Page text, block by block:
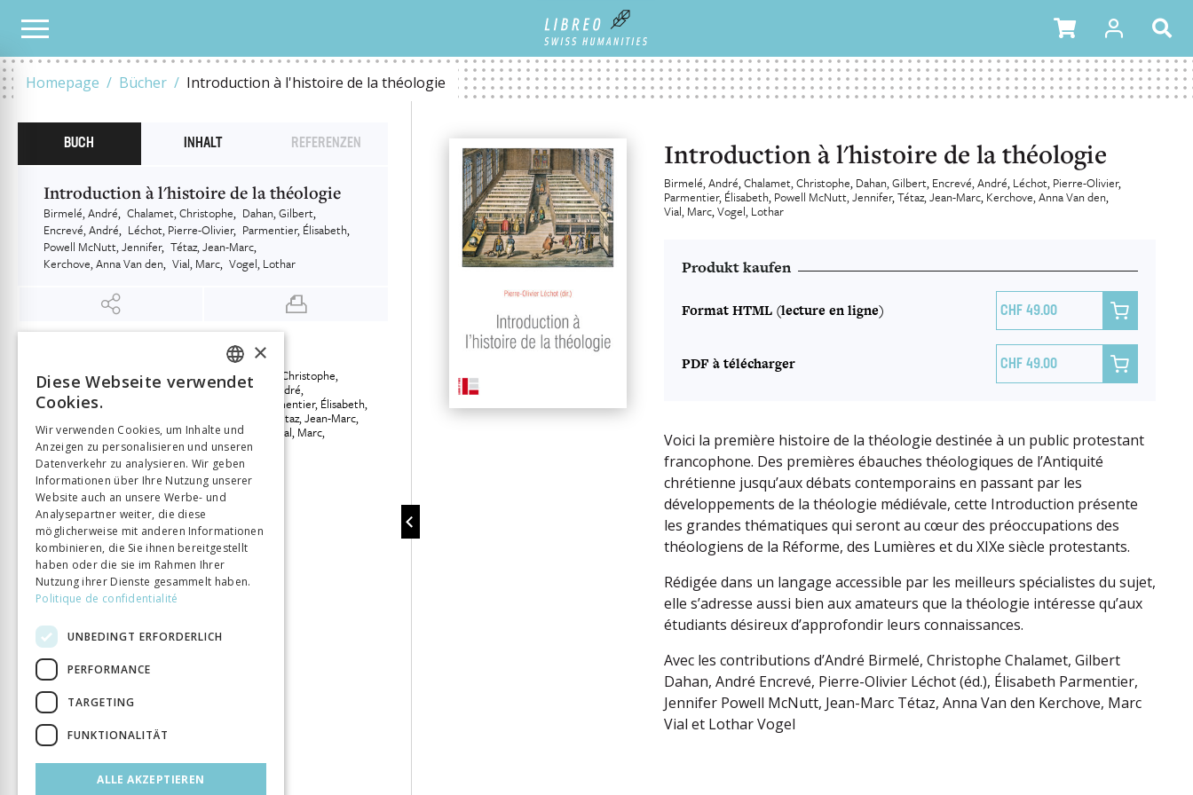
Homepage Bücher Introduction à l'histoire de la théologie
UNSER KATALOG
Introduction à l'histoire de la théologie
Birmelé, André Chalamet, Christophe Dahan, Gilbert Encrevé, André Léchot, Pierre-Olivier
Parmentier, Élisabeth Powell McNutt, Jennifer Tétaz, Jean-Marc Kerchove, Anna Van den
Vial, Marc Vogel, Lothar
Produkt kaufen
Format HTML (lecture en ligne) 49.00 
PDF à télécharger 49.00 
Voici la première histoire de la théologie destinée à un public protestant
francophone. Des premières ébauches théologiques de l’Antiquité
chrétienne jusqu’aux débats contemporains en passant par les
développements de la théologie médiévale, cette Introduction présente
les grandes thématiques qui seront au cœur des préoccupations des
théologiens de la Réforme, des Lumières et du XIXe siècle protestants.
Rédigée dans un langage accessible par les meilleurs spécialistes du sujet,
elle s’adresse aussi bien aux amateurs que la théologie intéresse qu’aux
étudiants désireux d’approfondir leurs connaissances.
Avec les contributions d’André Birmelé, Christophe Chalamet, Gilbert
Dahan, André Encrevé, Pierre-Olivier Léchot (éd.), Élisabeth Parmentier,
Jennifer Powell McNutt, Jean-Marc Tétaz, Anna Van den Kerchove, Marc
Vial et Lothar Vogel
BUCH INHALT REFERENZEN
Introduction à l'histoire de la théologie
Birmelé, André Chalamet, Christophe Dahan, Gilbert
Encrevé, André Léchot, Pierre-Olivier Parmentier, Élisabeth
Powell McNutt, Jennifer Tétaz, Jean-Marc
Kerchove, Anna Van den Vial, Marc Vogel, Lothar
Autor:in Birmelé, André Chalamet, Christophe
Dahan, Gilbert
Encrevé, André
Parmentier, Élisabeth
Tétaz, Jean-Marc
Kerchove, Anna Van den
Vial, Marc
Vogel, Lothar
Verlag
Labor et Fides
ISBN
9782830916171
Sprache
Français
Buchreihe
Introductions
Seitenzahl
650
Erscheinungsjahr
24 Okt. 2018
Format
148 x 225
Art des Buches
FRENCH
ITALIAN
×
Diese Webseite verwendet
Cookies.
Wir verwenden Cookies, um Inhalte und
Anzeigen zu personalisieren und unseren
Datenverkehr zu analysieren. Wir geben
Informationen über Ihre Nutzung unserer
Website auch an unsere Werbe- und
Analysepartner weiter, die diese
möglicherweise mit anderen Informationen
kombinieren, die Sie ihnen bereitgestellt
haben oder die sie im Rahmen Ihrer
Nutzung ihrer Dienste gesammelt haben.
Politique de confidentialité
UNBEDINGT ERFORDERLICH
PERFORMANCE
TARGETING
FUNKTIONALITÄT
ALLE AKZEPTIEREN